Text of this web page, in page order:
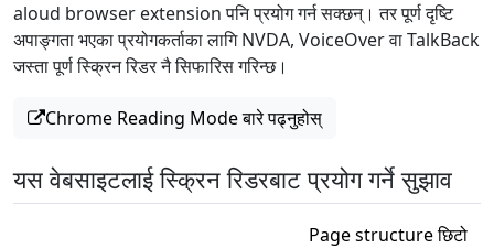
aloud browser extension पनि प्रयोग गर्न सक्छन्। तर पूर्ण दृष्टि
अपाङ्गता भएका प्रयोगकर्ताका लागि NVDA, VoiceOver वा TalkBack
जस्ता पूर्ण स्क्रिन रिडर नै सिफारिस गरिन्छ।
Chrome Reading Mode बारे पढ्नुहोस्
यस वेबसाइटलाई स्क्रिन रिडरबाट प्रयोग गर्ने सुझाव
Page structure छिटो